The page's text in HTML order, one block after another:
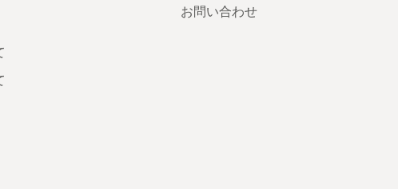
お問い合わせ